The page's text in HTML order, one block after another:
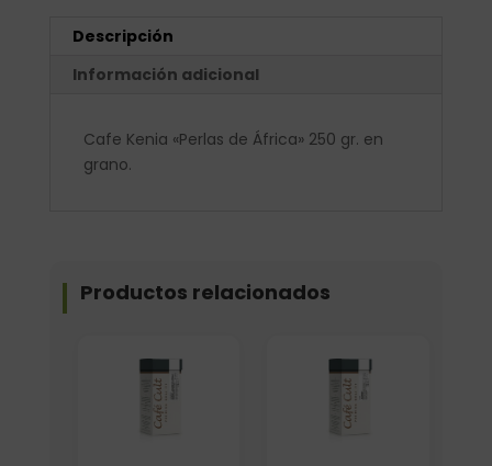
Descripción
Información adicional
Cafe Kenia «Perlas de África» 250 gr. en
grano.
Productos relacionados
Elige: Peso/formato Elige: Peso/formato